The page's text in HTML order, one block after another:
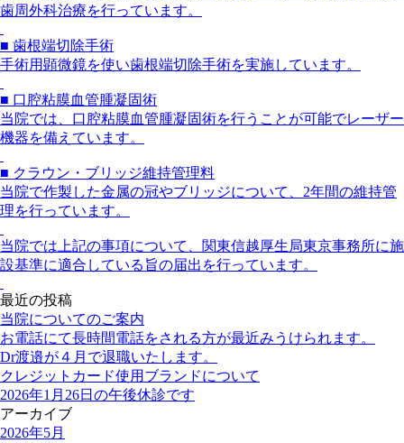
歯周外科治療を行っています。
■ 歯根端切除手術
手術用顕微鏡を使い歯根端切除手術を実施しています。
■ 口腔粘膜血管腫凝固術
当院では、口腔粘膜血管腫凝固術を行うことが可能でレーザー
機器を備えています。
■ クラウン・ブリッジ維持管理料
当院で作製した金属の冠やブリッジについて、2年間の維持管
理を行っています。
当院では上記の事項について、関東信越厚生局東京事務所に施
設基準に適合している旨の届出を行っています。
最近の投稿
当院についてのご案内
お電話にて長時間電話をされる方が最近みうけられます。
Dr渡邉が４月で退職いたします。
クレジットカード使用ブランドについて
2026年1月26日の午後休診です
アーカイブ
2026年5月